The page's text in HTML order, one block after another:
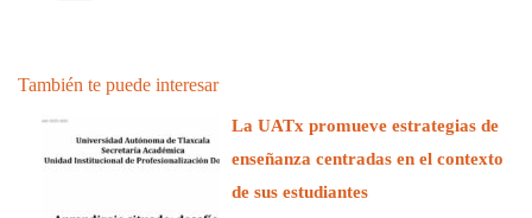
También te puede interesar
La UATx promueve estrategias de
enseñanza centradas en el contexto
de sus estudiantes